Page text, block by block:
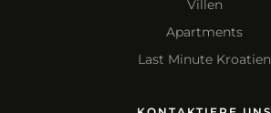
Villen
Apartments
Last Minute Kroatien